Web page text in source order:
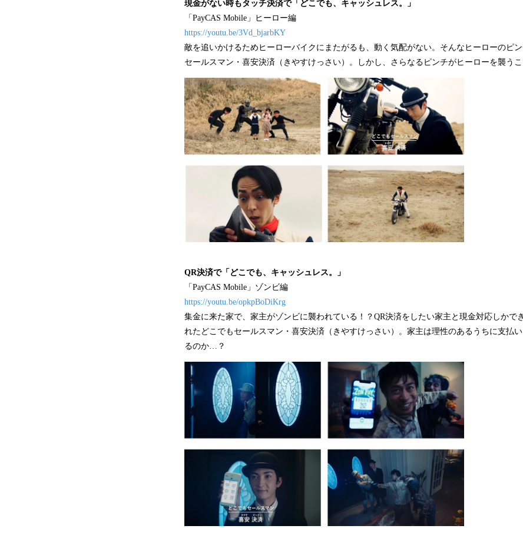
現金がない時もタッチ決済で「どこでも、キャッシュレス。」
「PayCAS Mobile」ヒーロー編
https://youtu.be/3Vd_bjarbKY
敵を追いかけるためヒーローバイクにまたがるも、動く気配がない。そんなヒーローのピ
セールスマン・喜安決済（きやすけっさい）。しかし、さらなるピンチがヒーローを襲う
QR決済で「どこでも、キャッシュレス。」
「PayCAS Mobile」ゾンビ編
https://youtu.be/opkpBoDiKrg
集金に来た家で、家主がゾンビに襲われている！？QR決済をしたい家主と現金対応しかで
れたどこでもセールスマン・喜安決済（きやすけっさい）。家主は理性のあるうちに支払
るのか…？